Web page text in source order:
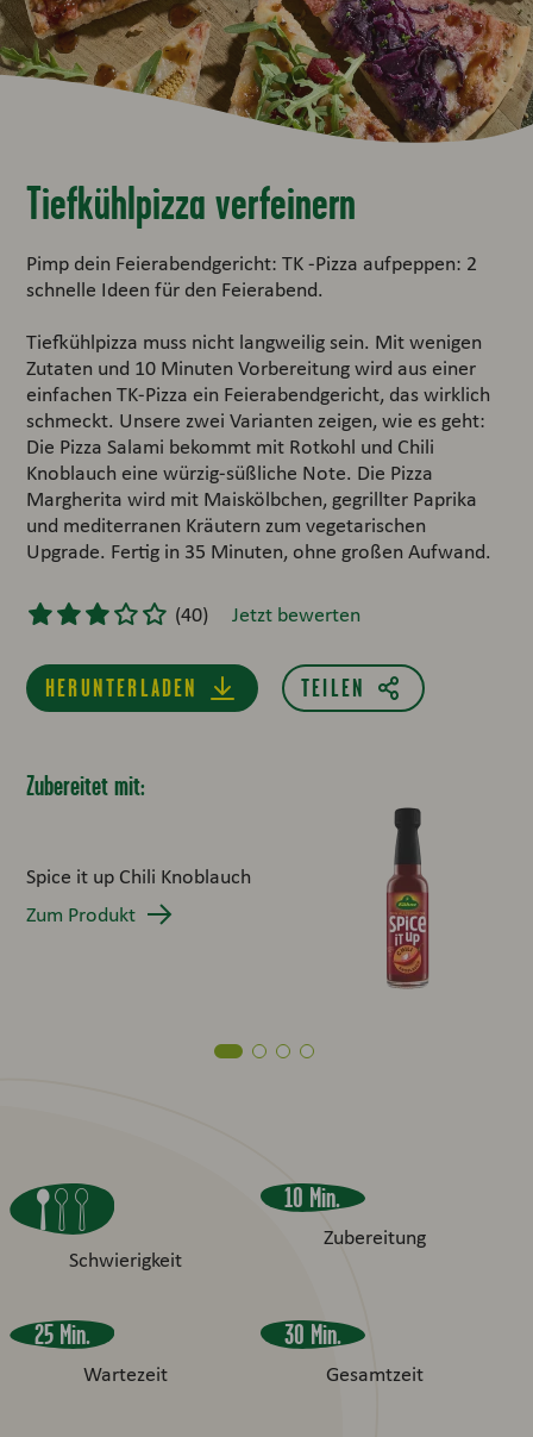
Tiefkühlpizza verfeinern
Pimp dein Feierabendgericht: TK -Pizza aufpeppen: 2
schnelle Ideen für den Feierabend.
Tiefkühlpizza muss nicht langweilig sein. Mit wenigen
Zutaten und 10 Minuten Vorbereitung wird aus einer
einfachen TK-Pizza ein Feierabendgericht, das wirklich
schmeckt. Unsere zwei Varianten zeigen, wie es geht:
Die Pizza Salami bekommt mit Rotkohl und Chili
Knoblauch eine würzig-süßliche Note. Die Pizza
Margherita wird mit Maiskölbchen, gegrillter Paprika
und mediterranen Kräutern zum vegetarischen
Upgrade. Fertig in 35 Minuten, ohne großen Aufwand.
(40) Jetzt bewerten
HERUNTERLADEN
Zubereitet mit:
Spice it up Chili Knoblauch
Zum Produkt
Schwierigkeit
10 Min.
Zubereitung
25 Min.
Wartezeit
30 Min.
Gesamtzeit